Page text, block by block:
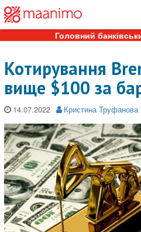
Головний
Котирування
вище $100 за
14.07.2022 Кристина Труфанова